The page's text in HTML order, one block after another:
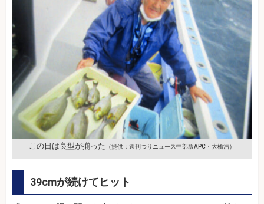
この日は良型が揃った （提供：週刊つりニュース中部版APC・大橋浩）
39cmが続けてヒット